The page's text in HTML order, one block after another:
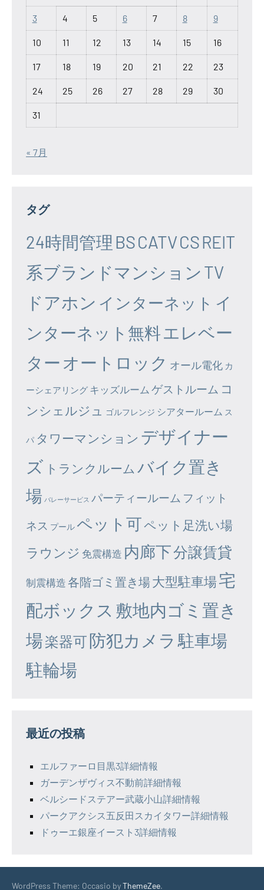
3 4 5 6 7 8 9
10 11 12 13 14 15 16
17 18 19 20 21 22 23
24 25 26 27 28 29 30
31
« 7月
タグ
24時間管理 BSCATVCSREIT
系ブランドマンション TV
ドアホン インターネット イ
ンターネット無料エレベー
ター オートロック オール電化 カ
ーシェアリング キッズルーム ゲストルーム コ
ンシェルジュ
ゴルフレンジ シアタールーム ス
パ タワーマンション デザイナー
ズ トランクルーム バイク置き
場 バレーサービス パーティールーム フィット
ネス プール ペット可ペット足洗い場
ラウンジ 免震構造 内廊下分譲賃貸
制震構造 各階ゴミ置き場大型駐車場宅
配ボックス 敷地内ゴミ置き
場楽器可防犯カメラ 駐車場
駐輪場
最近の投稿
エルファーロ目黒3詳細情報
ガーデンザヴィス不動前詳細情報
ベルシードステアー武蔵小山詳細情報
パークアクシス五反田スカイタワー詳細情報
ドゥーエ銀座イースト3詳細情報
WordPress Theme: Occasio byThemeZee.